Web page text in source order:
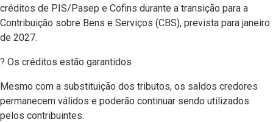
créditos de PIS/Pasep e Cofins durante a transição para a
Contribuição sobre Bens e Serviços (CBS), prevista para janeiro
de 2027.
? Os créditos estão garantidos
Mesmo com a substituição dos tributos, os saldos credores
permanecem válidos e poderão continuar sendo utilizados
pelos contribuintes.